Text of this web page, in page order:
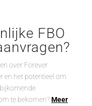
FBO
over Forever
en het potentieel om
te bekomen?Meer